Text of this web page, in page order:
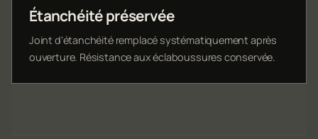
Étanchéité préservée
Joint d'étanchéité remplacé systématiquement après
ouverture. Résistance aux éclaboussures conservée.